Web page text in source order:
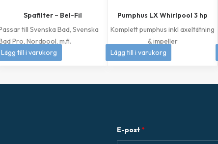
Spafilter – Bel-Fil
till Svenska Bad, Svenska
Pro, Nordpool, m.fl.
399kr
Lägg till i varukorg
Pumphus LX Whirlpool 3 hp
Komplett pumphus inkl axeltätning
& impeller
1 049kr
Lägg till i varukorg
E-post*